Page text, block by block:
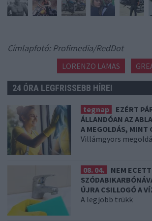
Címlapfotó: Profimedia/RedDot
LORENZO LAMAS
24 ÓRA LEGFRISSEBB HÍREI
tegnap
EZÉRT
ÁLLANDÓAN AZ
A MEGOLDÁS, MINT
Villámgyors
08. 04.
NEM
ÚJRA CSILLOGÓ A
A legjobb trükk